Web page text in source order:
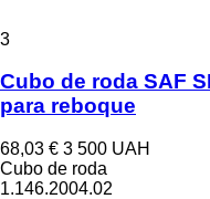
3
Cubo de roda SAF
para reboque
68,03 € 3 500 UAH
Cubo de roda
1.146.2004.02